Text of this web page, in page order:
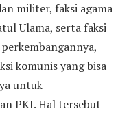
militer, faksi agama
Ulama, serta faksi
komunis yang bisa
untuk
PKI. Hal tersebut